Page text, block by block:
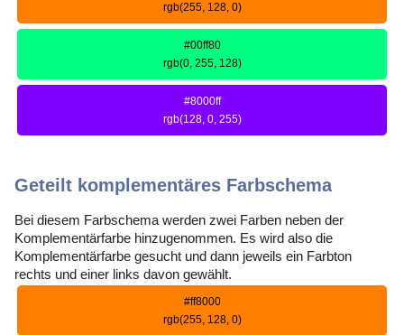
rgb(255, 128, 0)
#00ff80
rgb(0, 255, 128)
#8000ff
rgb(128, 0, 255)
Geteilt komplementäres Farbschema
Bei diesem Farbschema werden zwei Farben neben der
Komplementärfarbe hinzugenommen. Es wird also die
Komplementärfarbe gesucht und dann jeweils ein Farbton
rechts und einer links davon gewählt.
#ff8000
rgb(255, 128, 0)